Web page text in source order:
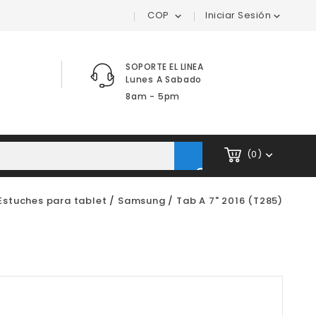
COP  Iniciar Sesión 
SOPORTE EL LINEA
Lunes A Sabado
8am - 5pm
(0) 

para tablet Samsung Tab A 7" 2016 (T285)